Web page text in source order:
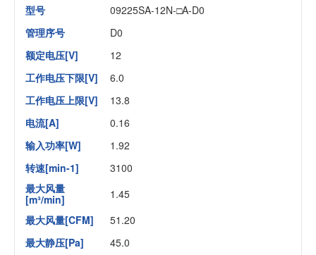
型号
09225SA-12N-□A-D0
管理序号
D0
额定电压[V]
12
工作电压下限[V]
6.0
工作电压上限[V]
13.8
电流[A]
0.16
输入功率[W]
1.92
转速[min-1]
3100
最大风量
[m³/min]
1.45
最大风量[CFM]
51.20
最大静压[Pa]
45.0